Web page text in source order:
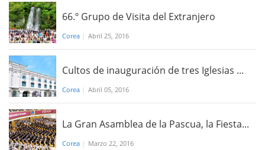
66.º Grupo de Visita del Extranjero
Corea Abril 25, 2016
Cultos de inauguración de tres Iglesias ...
Corea Abril 05, 2016
La Gran Asamblea de la Pascua, la Fiesta...
Corea Marzo 22, 2016